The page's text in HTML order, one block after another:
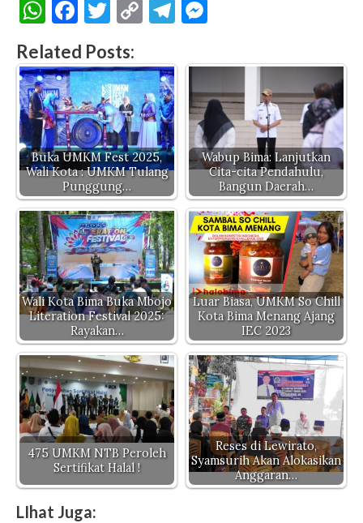
W
h
at
s
A
p
p
F
a
c
e
b
o
o
k
T
w
it
te
r
C
p
y
Li
n
k
T
e
gr
m
se
n
g
er
Related Posts:
Buka UMKM Fest 2025,
Wali Kota : UMKM Tulang
Punggung…
Wabup Bima: Lanjutkan
Cita-cita Pendahulu,
Bangun Daerah…
Wali Kota Bima Buka Mbojo
Literation Festival 2025:
Rayakan…
Luar Biasa, UMKM So Chill
Kota Bima Menang Ajang
IEC 2023
475 UMKM NTB Peroleh
Sertifikat Halal !
Reses di Lewirato,
Syamsurih Akan Alokasikan
Anggaran…
LIhat Juga: